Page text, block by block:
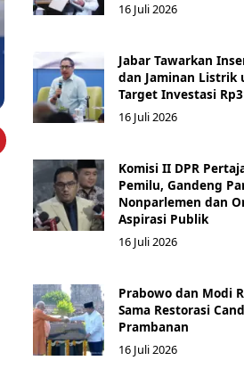
16 Juli 2026
Jabar Tawarkan
dan Jaminan Listrik
Target Investasi
16 Juli 2026
Komisi II DPR
Pemilu, Gandeng
Nonparlemen dan
Aspirasi Publik
16 Juli 2026
Prabowo dan Modi
Sama Restorasi
Prambanan
16 Juli 2026